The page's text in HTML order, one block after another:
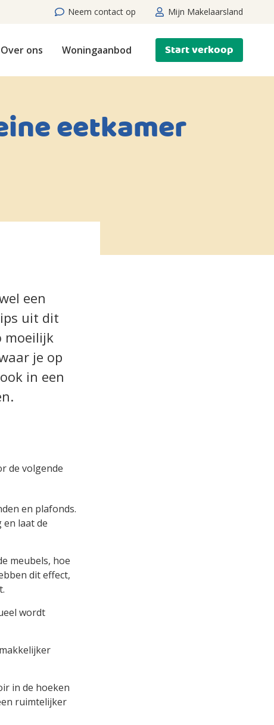
Neem contact op Mijn Makelaarsland
Over ons Woningaanbod Start verkoop
eetkamer
een
uit dit
moeilijk
je op
in een
de volgende
en plafonds.
en laat de
meubels, hoe
dit effect,
wordt
in de hoeken
ruimtelijker